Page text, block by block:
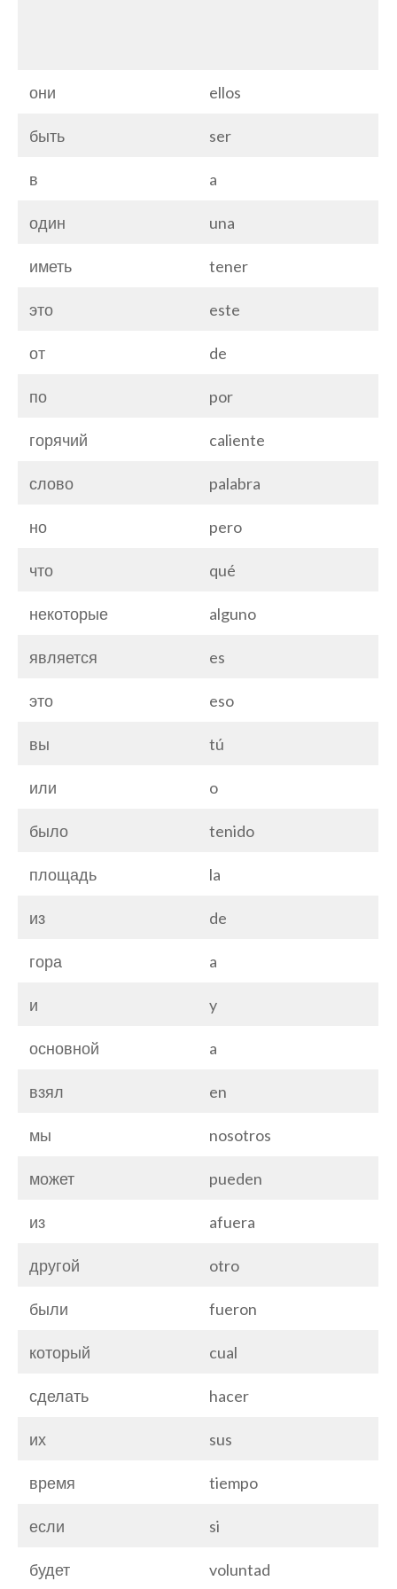
они ellos
быть ser
в a
один una
иметь tener
это este
от de
по por
горячий caliente
слово palabra
но pero
что qué
некоторые alguno
является es
это eso
вы tú
или o
было tenido
площадь la
из de
гора a
и y
основной a
взял en
мы nosotros
может pueden
из afuera
другой otro
были fueron
который cual
сделать hacer
их sus
время tiempo
если si
будет voluntad